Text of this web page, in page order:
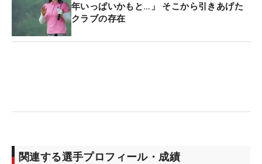
年いっぱいかもと…」 そこから引きあげた
クラブの存在
関連する選手プロフィール・成績